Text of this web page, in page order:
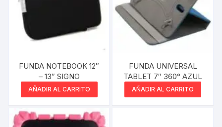
FUNDA NOTEBOOK 12″
– 13″ SIGNO
AÑADIR AL CARRITO
FUNDA UNIVERSAL
TABLET 7″ 360° AZUL
AÑADIR AL CARRITO